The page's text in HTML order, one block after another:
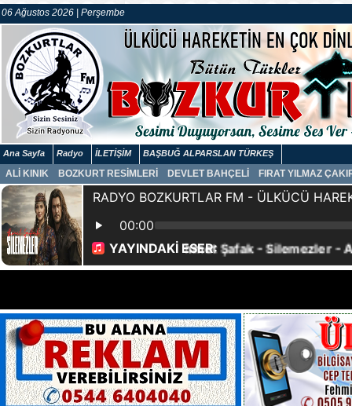
06 Ağustos 2026 | Perşembe
Ana Sayfa Radyo İLETİŞİM BAŞBUĞ ALPARSLAN TÜRKEŞ
ALİ KINIK BOZKURT RESİMLERİ DEVLET BAHÇELİ FIRAT YILMAZ